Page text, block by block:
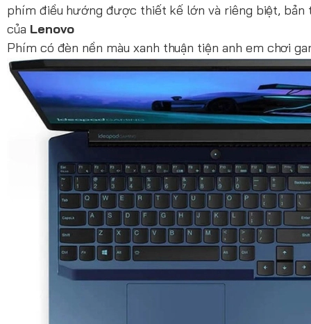
phím điều hướng được thiết kế lớn và riêng biệt,
của Lenovo
Phím có đèn nền màu xanh thuận tiện anh em chơi